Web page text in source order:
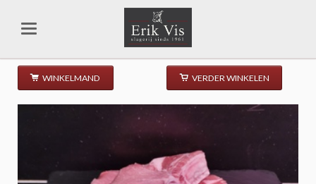
WINKELMAND VERDER WINKELEN